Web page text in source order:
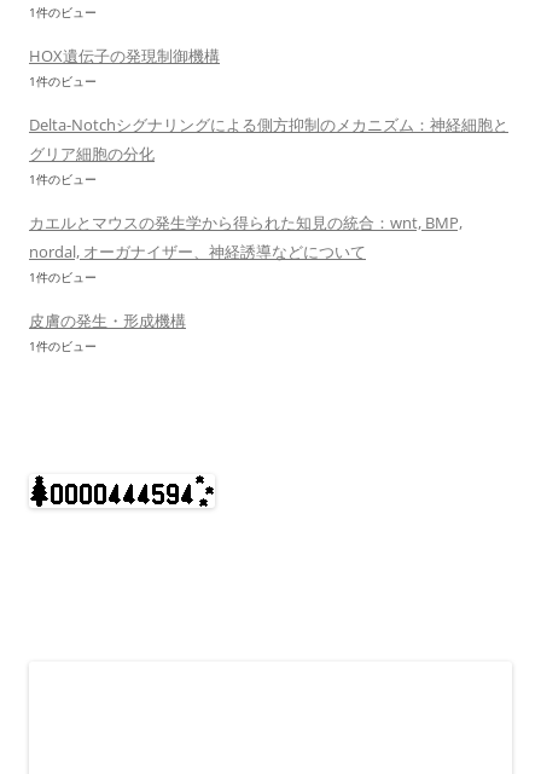
1件のビュー
HOX遺伝子の発現制御機構
1件のビュー
Delta-Notchシグナリングによる側方抑制のメカニズム：神経細胞と
グリア細胞の分化
1件のビュー
カエルとマウスの発生学から得られた知見の統合：wnt, BMP,
nordal, オーガナイザー、神経誘導などについて
1件のビュー
皮膚の発生・形成機構
1件のビュー